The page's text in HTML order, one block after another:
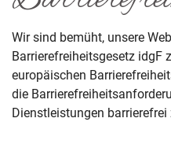
Wir sind bemüht, unsere
Barrierefreiheitsgesetz idgF
europäischen
die
Dienstleistungen